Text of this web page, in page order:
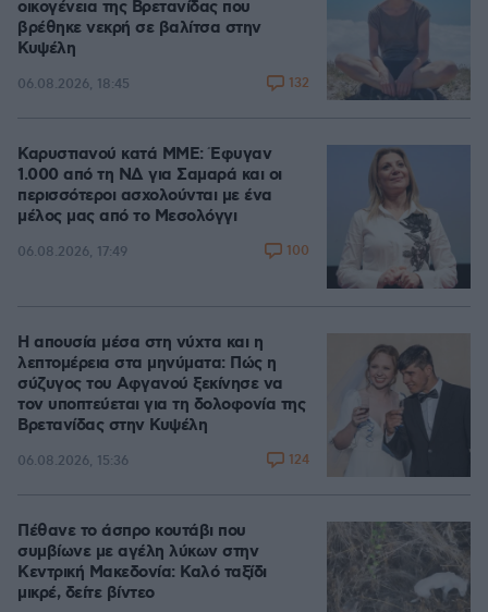
οικογένεια της Βρετανίδας που
βρέθηκε νεκρή σε βαλίτσα στην
Κυψέλη
06.08.2026, 18:45 132
Καρυστιανού κατά ΜΜΕ: Έφυγαν
1.000 από τη ΝΔ για Σαμαρά και οι
περισσότεροι ασχολούνται με ένα
μέλος μας από το Μεσολόγγι
06.08.2026, 17:49 100
Η απουσία μέσα στη νύχτα και η
λεπτομέρεια στα μηνύματα: Πώς η
σύζυγος του Αφγανού ξεκίνησε να
τον υποπτεύεται για τη δολοφονία της
Βρετανίδας στην Κυψέλη
06.08.2026, 15:36 124
Πέθανε το άσπρο κουτάβι που
συμβίωνε με αγέλη λύκων στην
Κεντρική Μακεδονία: Καλό ταξίδι
μικρέ, δείτε βίντεο